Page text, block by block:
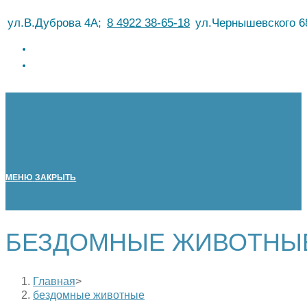
кул.В.Дуброва 4А; 8 4922 38-65-18 ул.Чернышевского
МЕНЮ ЗАКРЫТЬ
БЕЗДОМНЫЕ
Главная>
бездомные животные